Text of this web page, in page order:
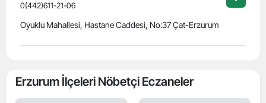
0(442)611-21-06
Oyuklu Mahallesi, Hastane Caddesi, No:37 Çat-Erzurum
Erzurum İlçeleri Nöbetçi Eczaneler